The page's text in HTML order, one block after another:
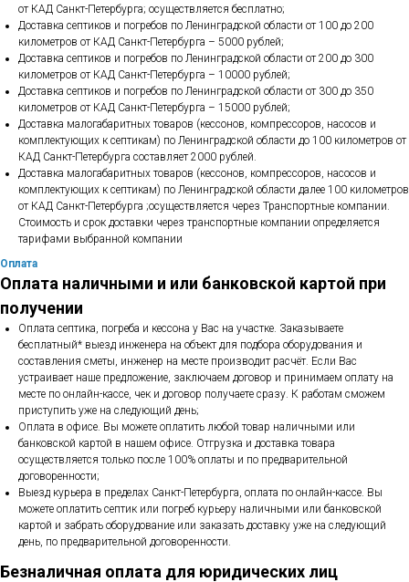
от КАД Санкт-Петербурга; осуществляется бесплатно;
Доставка септиков и погребов по Ленинградской области от 100 до 200
километров от КАД Санкт-Петербурга – 5000 рублей;
Доставка септиков и погребов по Ленинградской области от 200 до 300
километров от КАД Санкт-Петербурга – 10000 рублей;
Доставка септиков и погребов по Ленинградской области от 300 до 350
километров от КАД Санкт-Петербурга – 15000 рублей;
Доставка малогабаритных товаров (кессонов, компрессоров, насосов и
комплектующих к септикам) по Ленинградской области до 100 километров от
КАД Санкт-Петербурга составляет 2000 рублей.
Доставка малогабаритных товаров (кессонов, компрессоров, насосов и
комплектующих к септикам) по Ленинградской области далее 100 километров
от КАД Санкт-Петербурга ;осуществляется через Транспортные компании.
Стоимость и срок доставки через транспортные компании определяется
тарифами выбранной компании
Оплата
Оплата наличными и или банковской картой при
получении
Оплата септика, погреба и кессона у Вас на участке. Заказываете
бесплатный* выезд инженера на объект для подбора оборудования и
составления сметы, инженер на месте производит расчёт. Если Вас
устраивает наше предложение, заключаем договор и принимаем оплату на
месте по онлайн-кассе, чек и договор получаете сразу. К работам сможем
приступить уже на следующий день;
Оплата в офисе. Вы можете оплатить любой товар наличными или
банковской картой в нашем офисе. Отгрузка и доставка товара
осуществляется только после 100% оплаты и по предварительной
договоренности;
Выезд курьера в пределах Санкт-Петербурга, оплата по онлайн-кассе. Вы
можете оплатить септик или погреб курьеру наличными или банковской
картой и забрать оборудование или заказать доставку уже на следующий
день, по предварительной договоренности.
Безналичная оплата для юридических лиц